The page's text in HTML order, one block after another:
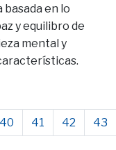
basada en lo
y equilibro de
mental y
40 41 42 43